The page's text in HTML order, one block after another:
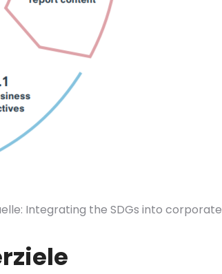
Integrating the SDGs into corporate